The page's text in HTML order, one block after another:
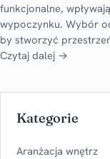
funkcjonalne,
wypoczynku. Wybór
by stworzyć
Czytaj dalej →
Kategorie
Aranżacja wnętrz